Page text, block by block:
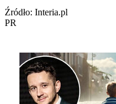
Źródło: Interia.pl
PR